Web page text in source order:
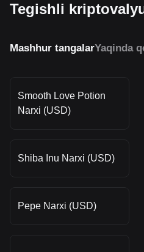
Tegishli
Mashhur tangalarYaqinda
Smooth Love Potion
Narxi (USD)
Shiba Inu Narxi (USD)
Pepe Narxi (USD)